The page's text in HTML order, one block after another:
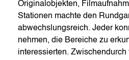
Originalobjekten,
Stationen machte den
abwechslungsreich. Jeder
nehmen, die Bereiche zu
interessierten. Zwischendurch